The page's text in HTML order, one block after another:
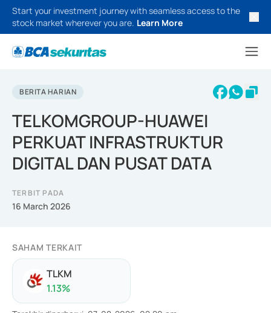
Start your investment journey with seamless access to the
stock market wherever you are. Learn More
BERITA HARIAN
TELKOMGROUP-HUAWEI
PERKUAT INFRASTRUKTUR
DIGITAL DAN PUSAT DATA
TERBIT PADA
16 March 2026
SAHAM TERKAIT
TLKM
1.13%